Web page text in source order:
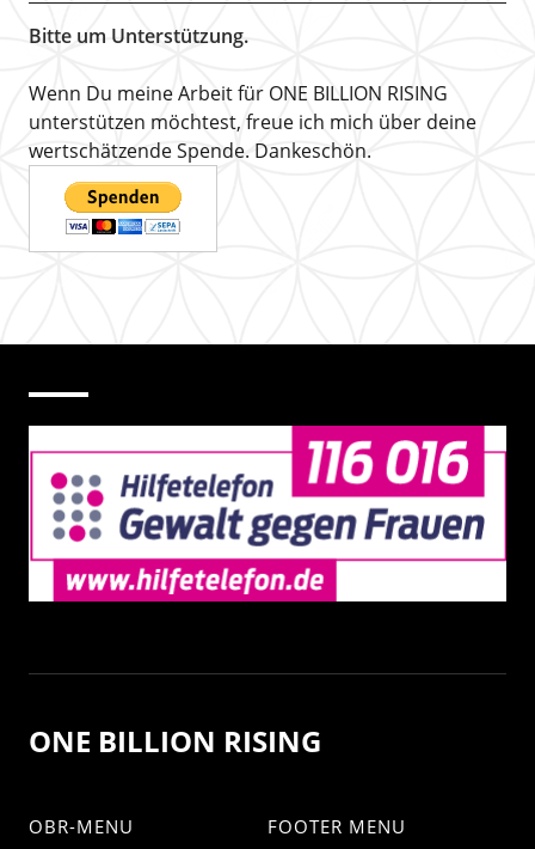
Bitte um Unterstützung.
Wenn Du meine Arbeit für ONE BILLION RISING
unterstützen möchtest, freue ich mich über deine
wertschätzende Spende. Dankeschön.
ONE BILLION RISING
OBR-MENU FOOTER MENU